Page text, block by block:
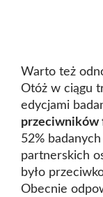
Warto też
Otóż w ciągu
edycjami
przeciwników
52%
partnerskich
było
Obecnie